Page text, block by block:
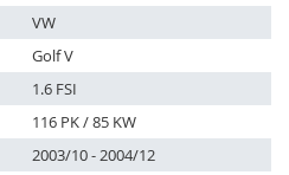
VW
Golf V
1.6 FSI
116 PK / 85 KW
2003/10 - 2004/12